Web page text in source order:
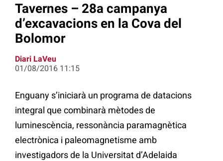
Tavernes – 28a campanya
d’excavacions en la Cova del
Bolomor
Diari LaVeu
01/08/2016 11:15
Enguany s’iniciarà un programa de datacions
integral que combinarà mètodes de
luminescència, ressonància paramagnètica
electrònica i paleomagnetisme amb
investigadors de la Universitat d’Adelaida